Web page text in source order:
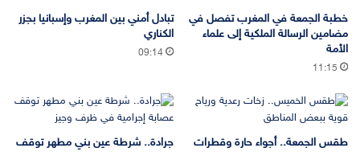
خطبة الجمعة في المغرب تفصل في
مضامين الرسالة الملكية إلى علماء
الأمة
11:15
تبادل أمني بين المغرب وإسبانيا بجزر
الكناري
09:14
طقس الجمعة.. أجواء حارة وقطرات
جرادة.. شرطة عين بني مطهر توقف